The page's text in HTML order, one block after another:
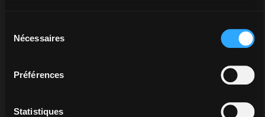
Nécessaires
Préférences
Statistiques